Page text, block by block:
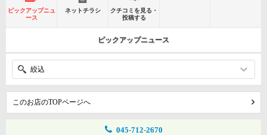
ピックアップニュ
ース
ネットチラシ
クチコミを見る・
投稿する
ピックアップニュース
絞込
このお店のTOPページへ
045-712-2670